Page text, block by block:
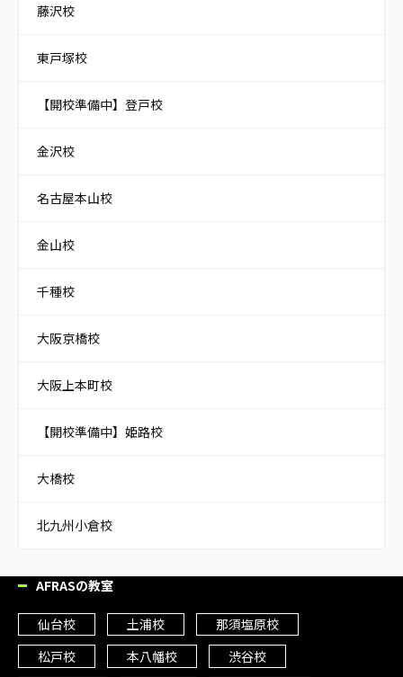
藤沢校
東戸塚校
【開校準備中】登戸校
金沢校
名古屋本山校
金山校
千種校
大阪京橋校
大阪上本町校
【開校準備中】姫路校
大橋校
北九州小倉校
AFRASの教室
仙台校 土浦校
那須塩原校
松戸校
本八幡校
渋谷校